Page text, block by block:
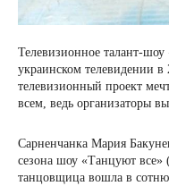
Телевизионное талант-
украинском телевидении в
телевизионный проект
всем, ведь организаторы
Сарненчанка Мария
сезона шоу «Танцуют все»
танцовщица вошла в сотню